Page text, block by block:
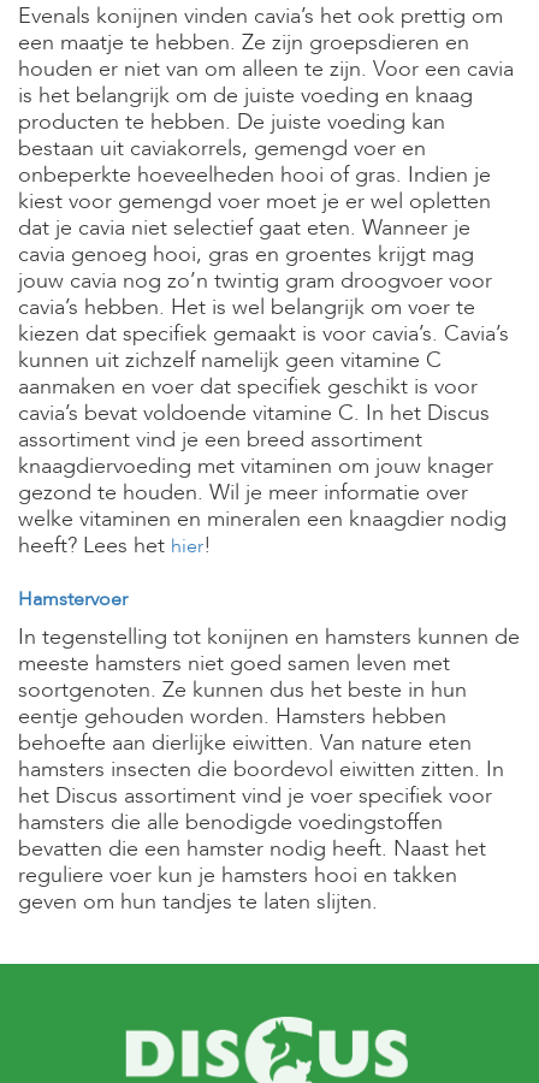
Evenals konijnen vinden cavia’s het ook prettig om
een maatje te hebben. Ze zijn groepsdieren en
houden er niet van om alleen te zijn. Voor een cavia
is het belangrijk om de juiste voeding en knaag
producten te hebben. De juiste voeding kan
bestaan uit caviakorrels, gemengd voer en
onbeperkte hoeveelheden hooi of gras. Indien je
kiest voor gemengd voer moet je er wel opletten
dat je cavia niet selectief gaat eten. Wanneer je
cavia genoeg hooi, gras en groentes krijgt mag
jouw cavia nog zo’n twintig gram droogvoer voor
cavia’s hebben. Het is wel belangrijk om voer te
kiezen dat specifiek gemaakt is voor cavia’s. Cavia’s
kunnen uit zichzelf namelijk geen vitamine C
aanmaken en voer dat specifiek geschikt is voor
cavia’s bevat voldoende vitamine C. In het Discus
assortiment vind je een breed assortiment
knaagdiervoeding met vitaminen om jouw knager
gezond te houden. Wil je meer informatie over
welke vitaminen en mineralen een knaagdier nodig
heeft? Lees het hier!
Hamstervoer
In tegenstelling tot konijnen en hamsters kunnen de
meeste hamsters niet goed samen leven met
soortgenoten. Ze kunnen dus het beste in hun
eentje gehouden worden. Hamsters hebben
behoefte aan dierlijke eiwitten. Van nature eten
hamsters insecten die boordevol eiwitten zitten. In
het Discus assortiment vind je voer specifiek voor
hamsters die alle benodigde voedingstoffen
bevatten die een hamster nodig heeft. Naast het
reguliere voer kun je hamsters hooi en takken
geven om hun tandjes te laten slijten.